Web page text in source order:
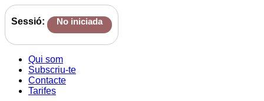
Sessió: No iniciada
Qui som
Subscriu-te
Contacte
Tarifes